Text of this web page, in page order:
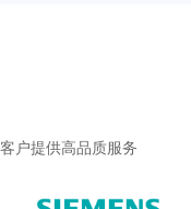
户提供高品质服务